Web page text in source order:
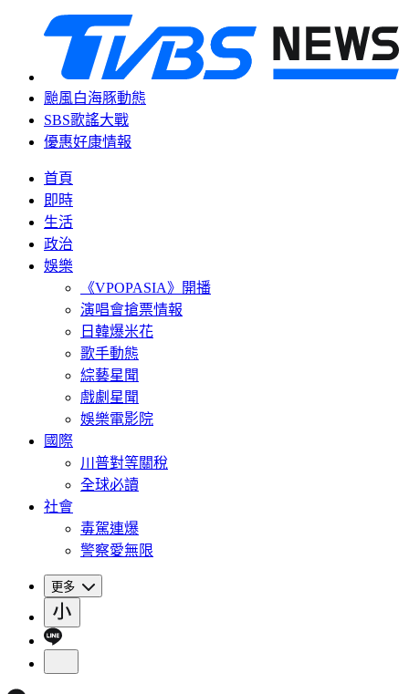
颱風白海豚動態
SBS歌謠大戰
優惠好康情報
首頁
即時
生活
政治
娛樂
《VPOPASIA》開播
演唱會搶票情報
日韓爆米花
歌手動態
綜藝星聞
戲劇星聞
娛樂電影院
國際
川普對等關稅
全球必讀
社會
毒駕連爆
警察愛無限
更多